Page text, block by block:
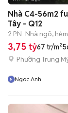
Nhà C4-56m2
Tây - Q12
2 PN Nhà ngõ, hẻm
3,75 tỷ67 tr/m²
Phường Trung
Ngoc Anh